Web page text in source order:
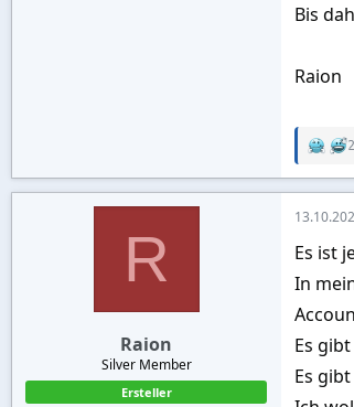
Bis
Raion
R
a
t
o
n
s
:
R
Raion
Silver Member
Ersteller
Es ist
In
Es
Es